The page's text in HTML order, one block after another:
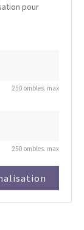
pour
250 ombles. max
250 ombles. max